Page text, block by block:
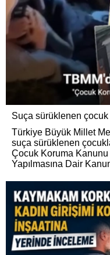
Suça sürüklenen çocuk
Türkiye Büyük Millet
suça sürüklenen
Çocuk Koruma
Yapılmasına Dair